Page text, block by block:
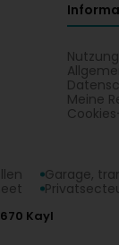
Meine
Garage,
Kayl